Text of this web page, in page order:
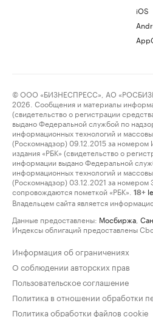
iOS
© ООО «БИЗНЕСПРЕСС», АО
2026. Сообщения и материалы
(свидетельство о регистрации
выдано Федеральной службой по
информационных технологий и
(Роскомнадзор) 09.12.2015 за
издания «РБК» (свидетельство о
информации выдано Федеральной
информационных технологий и
(Роскомнадзор) 03.12.2021 за
сопровождаются пометкой «РБК».
18+
Владельцем сайта является
Данные предоставлены: Мосбиржа
Индексы облигаций предоставлены
Информация об ограничениях
О соблюдении авторских прав
Пользовательское соглашение
Политика в отношении обработки
Политика обработки файлов cookie